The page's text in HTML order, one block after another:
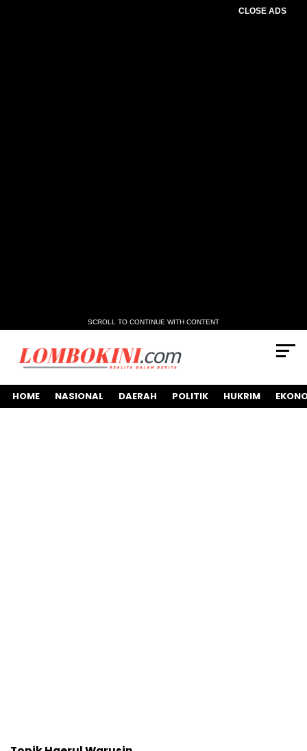
CLOSE ADS
SCROLL TO CONTINUE WITH CONTENT
HOME NASIONAL DAERAH POLITIK HUKRIM